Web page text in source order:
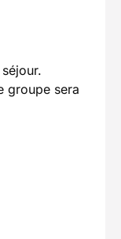
groupe sera